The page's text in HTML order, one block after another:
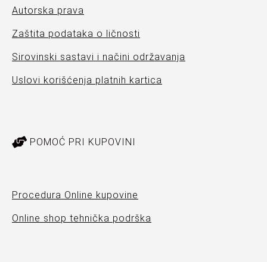
Autorska prava
Zaštita podataka o ličnosti
Sirovinski sastavi i načini održavanja
Uslovi korišćenja platnih kartica
POMOĆ PRI KUPOVINI
Procedura Online kupovine
Online shop tehnička podrška